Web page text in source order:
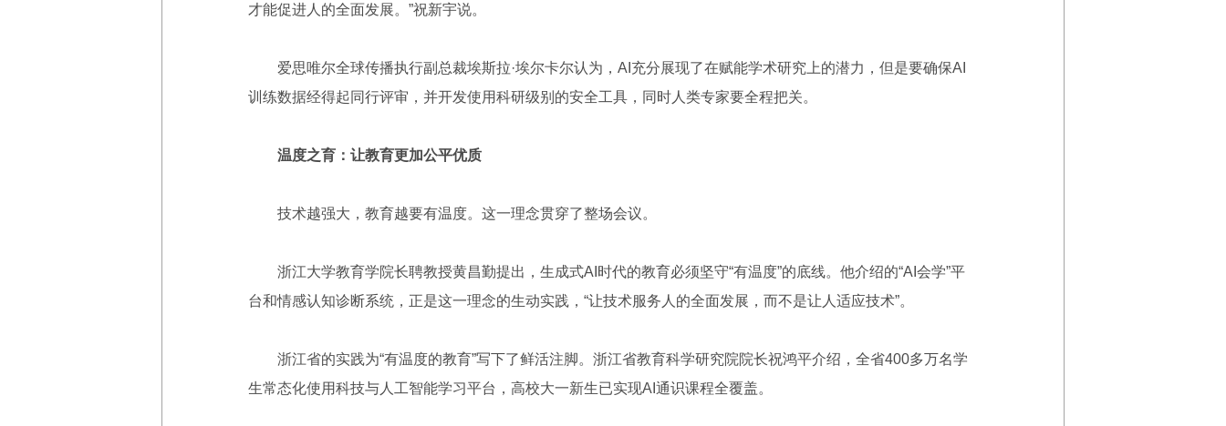
才能促进人的全面发展。”祝新宇说。
爱思唯尔全球传播执行副总裁埃斯拉·埃尔卡尔认为，AI充分展现了在赋能学术研究上的潜力，但是要确保AI
训练数据经得起同行评审，并开发使用科研级别的安全工具，同时人类专家要全程把关。
温度之育：让教育更加公平优质
技术越强大，教育越要有温度。这一理念贯穿了整场会议。
浙江大学教育学院长聘教授黄昌勤提出，生成式AI时代的教育必须坚守“有温度”的底线。他介绍的“AI会学”平
台和情感认知诊断系统，正是这一理念的生动实践，“让技术服务人的全面发展，而不是让人适应技术”。
浙江省的实践为“有温度的教育”写下了鲜活注脚。浙江省教育科学研究院院长祝鸿平介绍，全省400多万名学
生常态化使用科技与人工智能学习平台，高校大一新生已实现AI通识课程全覆盖。